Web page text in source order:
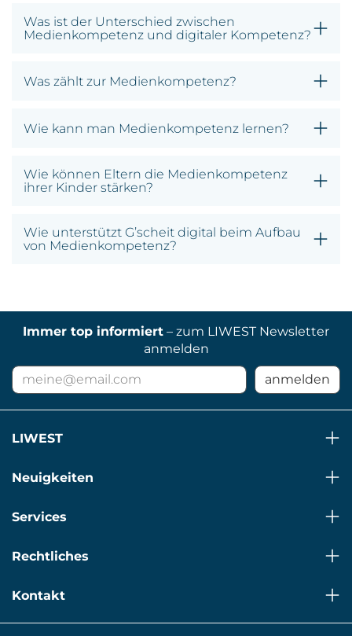
Was ist der Unterschied zwischen
Medienkompetenz und digitaler Kompetenz?
Was zählt zur Medienkompetenz?
Wie kann man Medienkompetenz lernen?
Wie können Eltern die Medienkompetenz
ihrer Kinder stärken?
Wie unterstützt G’scheit digital beim Aufbau
von Medienkompetenz?
Immer top informiert – zum LIWEST Newsletter
anmelden
Mail
Adresse
anmelden
LIWEST
Neuigkeiten
Services
Rechtliches
Kontakt